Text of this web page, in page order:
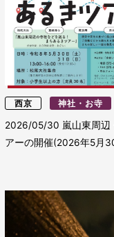
西京 神社・お寺
2026/05/30 嵐山東周辺
アーの開催(2026年5月